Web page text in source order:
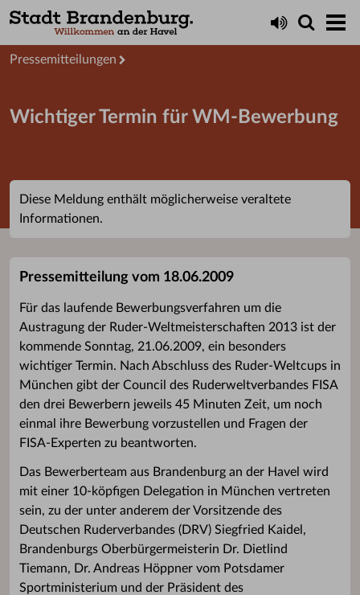
Presseservice
Pressemitteilungen
Wichtiger Termin für WM-Bewerbung
Diese Meldung enthält möglicherweise veraltete
Informationen.
Pressemitteilung vom 18.06.2009
Für das laufende Bewerbungsverfahren um die
Austragung der Ruder-Weltmeisterschaften 2013 ist der
kommende Sonntag, 21.06.2009, ein besonders
wichtiger Termin. Nach Abschluss des Ruder-Weltcups in
München gibt der Council des Ruderweltverbandes FISA
den drei Bewerbern jeweils 45 Minuten Zeit, um noch
einmal ihre Bewerbung vorzustellen und Fragen der
FISA-Experten zu beantworten.
Das Bewerberteam aus Brandenburg an der Havel wird
mit einer 10-köpfigen Delegation in München vertreten
sein, zu der unter anderem der Vorsitzende des
Deutschen Ruderverbandes (DRV) Siegfried Kaidel,
Brandenburgs Oberbürgermeisterin Dr. Dietlind
Tiemann, Dr. Andreas Höppner vom Potsdamer
Sportministerium und der Präsident des